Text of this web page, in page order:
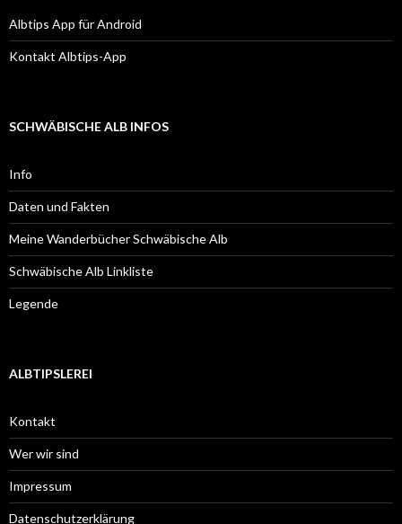
Albtips App für Android
Kontakt Albtips-App
SCHWÄBISCHE ALB INFOS
Info
Daten und Fakten
Meine Wanderbücher Schwäbische Alb
Schwäbische Alb Linkliste
Legende
ALBTIPSLEREI
Kontakt
Wer wir sind
Impressum
Datenschutzerklärung